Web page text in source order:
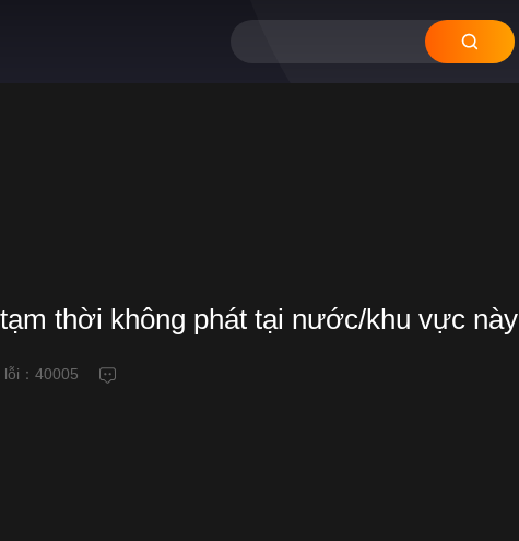
thời không phát tại nước/khu vực này
： 40005